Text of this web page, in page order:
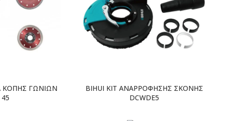
ΚΟΠΗΣ ΓΩΝΙΩΝ
45
BIHUI KIT ΑΝΑΡΡΟΦΗΣΗΣ ΣΚΟΝΗΣ
DCWDE5